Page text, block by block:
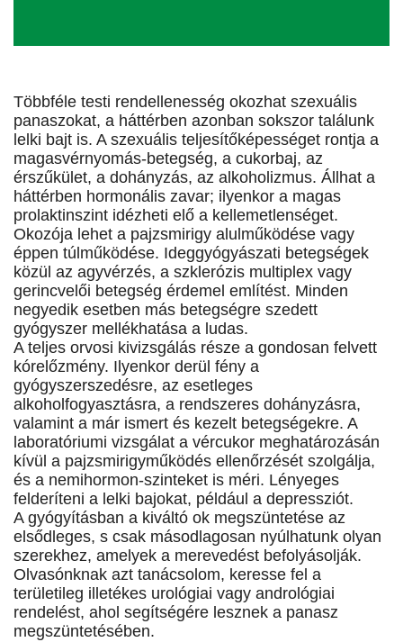
Többféle testi rendellenesség okozhat szexuális
panaszokat, a háttérben azonban sokszor találunk
lelki bajt is. A szexuális teljesítőképességet rontja a
magasvérnyomás-betegség, a cukorbaj, az
érszűkület, a dohányzás, az alkoholizmus. Állhat a
háttérben hormonális zavar; ilyenkor a magas
prolaktinszint idézheti elő a kellemetlenséget.
Okozója lehet a pajzsmirigy alulműködése vagy
éppen túlműködése. Ideggyógyászati betegségek
közül az agyvérzés, a szklerózis multiplex vagy
gerincvelői betegség érdemel említést. Minden
negyedik esetben más betegségre szedett
gyógyszer mellékhatása a ludas.
A teljes orvosi kivizsgálás része a gondosan felvett
kórelőzmény. Ilyenkor derül fény a
gyógyszerszedésre, az esetleges
alkoholfogyasztásra, a rendszeres dohányzásra,
valamint a már ismert és kezelt betegségekre. A
laboratóriumi vizsgálat a vércukor meghatározásán
kívül a pajzsmirigyműködés ellenőrzését szolgálja,
és a nemihormon-szinteket is méri. Lényeges
felderíteni a lelki bajokat, például a depressziót.
A gyógyításban a kiváltó ok megszüntetése az
elsődleges, s csak másodlagosan nyúlhatunk olyan
szerekhez, amelyek a merevedést befolyásolják.
Olvasónknak azt tanácsolom, keresse fel a
területileg illetékes urológiai vagy andrológiai
rendelést, ahol segítségére lesznek a panasz
megszüntetésében.